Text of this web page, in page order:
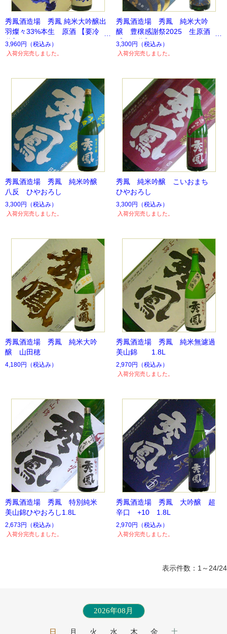
秀鳳酒造場 秀鳳 純米大吟醸出
羽燦々33%本生 原酒 【要冷
蔵】
3,960円 （税込み）
入荷分完売しました。
秀鳳酒造場 秀鳳 純米大吟
醸 豊穣感謝祭2025 生原酒
【要冷蔵】
3,300円 （税込み）
入荷分完売しました。
秀鳳酒造場 秀鳳 純米吟醸
八反 ひやおろし
3,300円 （税込み）
入荷分完売しました。
秀鳳 純米吟醸 こいおまち
ひやおろし
3,300円 （税込み）
入荷分完売しました。
秀鳳酒造場 秀鳳 純米大吟
醸 山田穂
4,180円 （税込み）
秀鳳酒造場 秀鳳 純米無濾過
美山錦 1.8L
2,970円 （税込み）
入荷分完売しました。
秀鳳酒造場 秀鳳 特別純米
美山錦ひやおろし1.8L
2,673円 （税込み）
入荷分完売しました。
秀鳳酒造場 秀鳳 大吟醸 超
辛口 +10 1.8L
2,970円 （税込み）
入荷分完売しました。
表示件数：1～24/24
2026年08月
日 月 火 水 木 金
土